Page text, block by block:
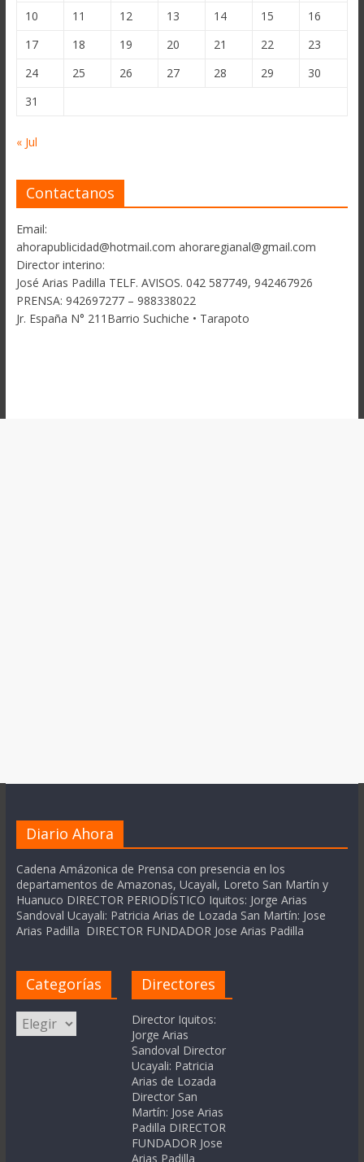
10
11 12 13 14 15
16
17
18 19 20 21 22
23
24
25 26 27 28 29
30
31
« Jul
Contactanos
Email:
ahorapublicidad@hotmail.com ahoraregianal@gmail.com
Director interino:
José Arias Padilla TELF. AVISOS. 042 587749, 942467926
PRENSA: 942697277 – 988338022
Jr. España N° 211Barrio Suchiche • Tarapoto
Diario Ahora
Cadena Amázonica de Prensa con presencia en los
departamentos de Amazonas, Ucayali, Loreto San Martín y
Huanuco DIRECTOR PERIODÍSTICO Iquitos: Jorge Arias
Sandoval Ucayali: Patricia Arias de Lozada San Martín: Jose
Arias Padilla DIRECTOR FUNDADOR Jose Arias Padilla
Categorías
Categorías
Directores
Director Iquitos:
Jorge Arias
Sandoval Director
Ucayali: Patricia
Arias de Lozada
Director San
Martín: Jose Arias
Padilla DIRECTOR
FUNDADOR Jose
Arias Padilla